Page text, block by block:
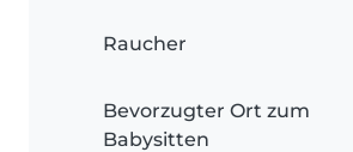
Raucher
Bevorzugter Ort zum
Babysitten